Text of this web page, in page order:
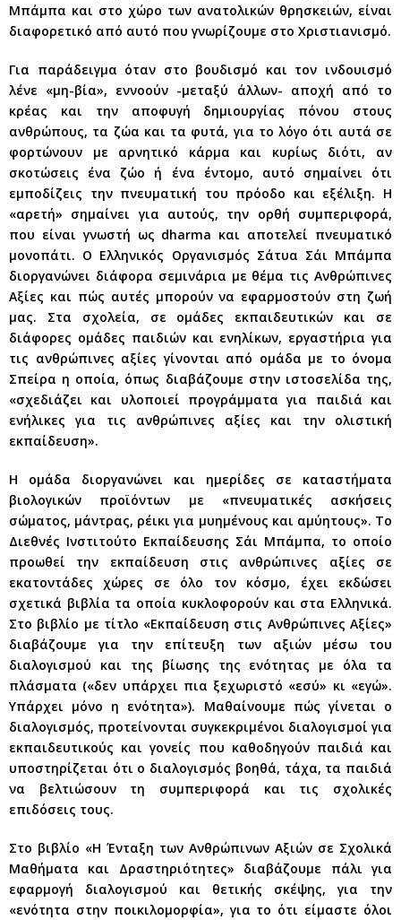
Μπάμπα και στο χώρο των ανατολικών θρησκειών, είναι
διαφορετικό από αυτό που γνωρίζουμε στο Χριστιανισμό.
Για παράδειγμα όταν στο βουδισμό και τον ινδουισμό
λένε «μη-βία», εννοούν -μεταξύ άλλων- αποχή από το
κρέας και την αποφυγή δημιουργίας πόνου στους
ανθρώπους, τα ζώα και τα φυτά, για το λόγο ότι αυτά σε
φορτώνουν με αρνητικό κάρμα και κυρίως διότι, αν
σκοτώσεις ένα ζώο ή ένα έντομο, αυτό σημαίνει ότι
εμποδίζεις την πνευματική του πρόοδο και εξέλιξη. Η
«αρετή» σημαίνει για αυτούς, την ορθή συμπεριφορά,
που είναι γνωστή ως dharma και αποτελεί πνευματικό
μονοπάτι. Ο Ελληνικός Οργανισμός Σάτυα Σάι Μπάμπα
διοργανώνει διάφορα σεμινάρια με θέμα τις Ανθρώπινες
Αξίες και πώς αυτές μπορούν να εφαρμοστούν στη ζωή
μας. Στα σχολεία, σε ομάδες εκπαιδευτικών και σε
διάφορες ομάδες παιδιών και ενηλίκων, εργαστήρια για
τις ανθρώπινες αξίες γίνονται από ομάδα με το όνομα
Σπείρα η οποία, όπως διαβάζουμε στην ιστοσελίδα της,
«σχεδιάζει και υλοποιεί προγράμματα για παιδιά και
ενήλικες για τις ανθρώπινες αξίες και την ολιστική
εκπαίδευση».
Η ομάδα διοργανώνει και ημερίδες σε καταστήματα
βιολογικών προϊόντων με «πνευματικές ασκήσεις
σώματος, μάντρας, ρέικι για μυημένους και αμύητους». Το
Διεθνές Ινστιτούτο Εκπαίδευσης Σάι Μπάμπα, το οποίο
προωθεί την εκπαίδευση στις ανθρώπινες αξίες σε
εκατοντάδες χώρες σε όλο τον κόσμο, έχει εκδώσει
σχετικά βιβλία τα οποία κυκλοφορούν και στα Ελληνικά.
Στο βιβλίο με τίτλο «Εκπαίδευση στις Ανθρώπινες Αξίες»
διαβάζουμε για την επίτευξη των αξιών μέσω του
διαλογισμού και της βίωσης της ενότητας με όλα τα
πλάσματα («δεν υπάρχει πια ξεχωριστό «εσύ» κι «εγώ».
Υπάρχει μόνο η ενότητα»). Μαθαίνουμε πώς γίνεται ο
διαλογισμός, προτείνονται συγκεκριμένοι διαλογισμοί για
εκπαιδευτικούς και γονείς που καθοδηγούν παιδιά και
υποστηρίζεται ότι ο διαλογισμός βοηθά, τάχα, τα παιδιά
να βελτιώσουν τη συμπεριφορά και τις σχολικές
επιδόσεις τους.
Στο βιβλίο «Η Ένταξη των Ανθρώπινων Αξιών σε Σχολικά
Μαθήματα και Δραστηριότητες» διαβάζουμε πάλι για
εφαρμογή διαλογισμού και θετικής σκέψης, για την
«ενότητα στην ποικιλομορφία», για το ότι είμαστε όλοι